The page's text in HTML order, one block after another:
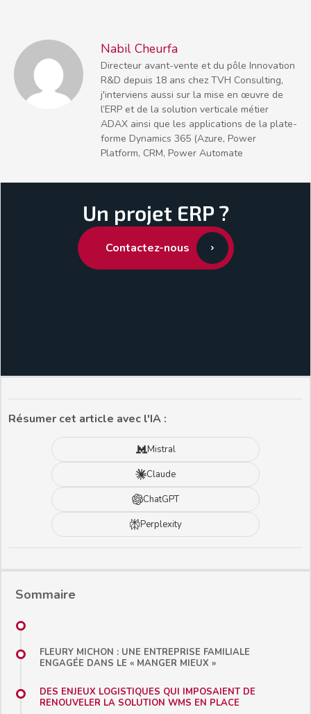
Nabil Cheurfa
Directeur avant-vente et du pôle Innovation
R&D depuis 18 ans chez TVH Consulting,
j'interviens aussi sur la mise en œuvre de
l’ERP et de la solution verticale métier
ADAX ainsi que les applications de la plate-
forme Dynamics 365 (Azure, Power
Platform, CRM, Power Automate
Un projet ERP ?
Contactez-nous
Résumer cet article avec l'IA :
Mistral
Claude
ChatGPT
Perplexity
Sommaire
FLEURY MICHON : UNE ENTREPRISE FAMILIALE
ENGAGÉE DANS LE « MANGER MIEUX »
DES ENJEUX LOGISTIQUES QUI IMPOSAIENT DE
RENOUVELER LA SOLUTION WMS EN PLACE